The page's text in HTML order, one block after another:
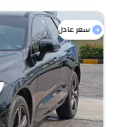
سعر عادل